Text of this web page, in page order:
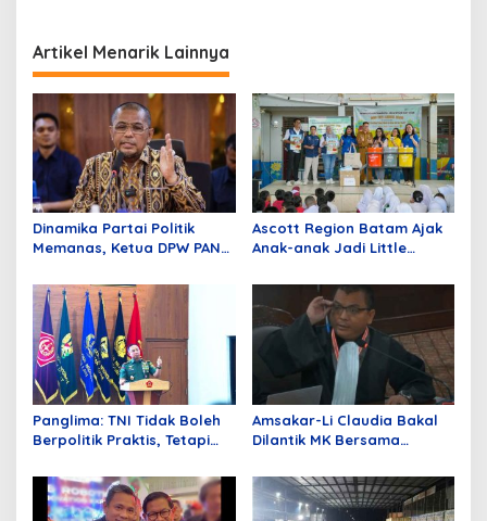
Artikel Menarik Lainnya
Dinamika Partai Politik
Memanas, Ketua DPW PAN
Ascott Region Batam Ajak
Anak-anak Jadi Little
World Environmental
Education Day 2026
Panglima: TNI Tidak Boleh
Berpolitik Praktis, Tetapi
Amsakar-Li Claudia Bakal
Dilantik MK Bersama
Permohonan Paslon Wali
Kota Batam Nomor Urut 1